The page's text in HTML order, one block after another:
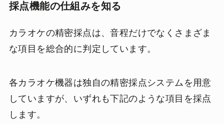
採点機能の仕組みを知る
カラオケの精密採点は、音程だけでなくさまざま
な項目を総合的に判定しています。
各カラオケ機器は独自の精密採点システムを用意
していますが、いずれも下記のような項目を採点
します。